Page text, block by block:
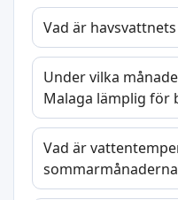
Vad är
Under vilka
Malaga lämplig för
Vad är